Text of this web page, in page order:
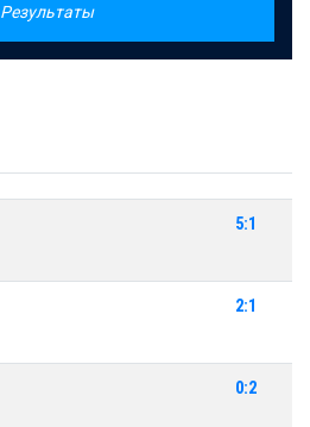
Результаты
5:1
2:1
0:2